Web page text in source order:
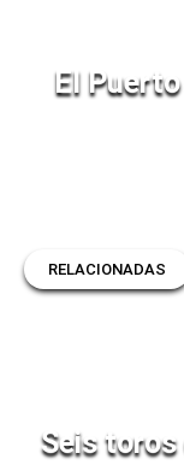
El
RELACIONADAS
Seis toros